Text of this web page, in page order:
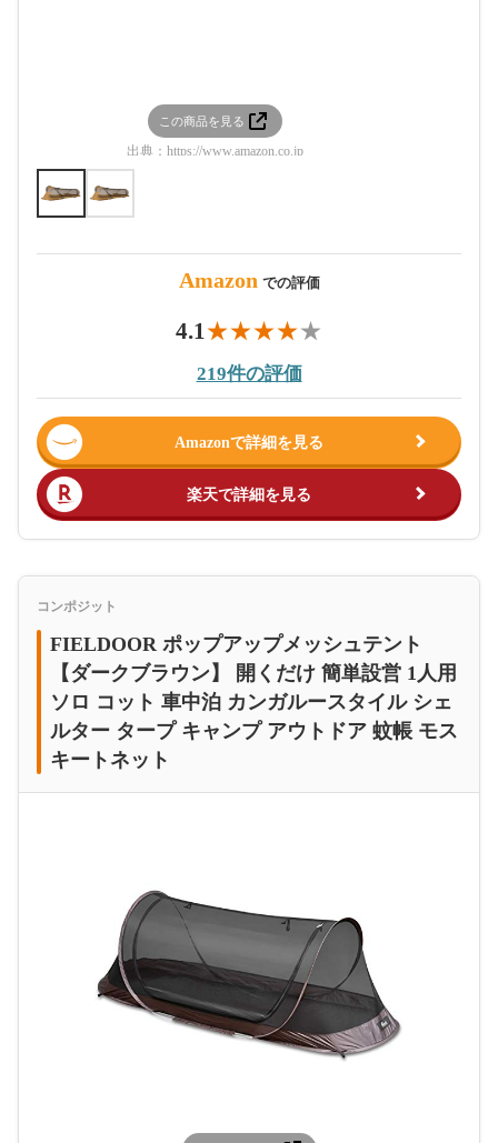
この商品を見る
出典： https://www.amazon.co.jp
Amazon での評価
4.1
219件の評価
Amazonで詳細を見る
楽天で詳細を見る
コンポジット
FIELDOOR ポップアップメッシュテント
【ダークブラウン】 開くだけ 簡単設営 1人用
ソロ コット 車中泊 カンガルースタイル シェ
ルター タープ キャンプ アウトドア 蚊帳 モス
キートネット